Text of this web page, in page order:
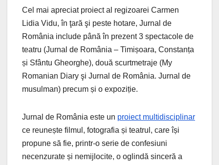
Cel mai apreciat proiect al regizoarei Carmen
Lidia Vidu, în ţară şi peste hotare, Jurnal de
România include până în prezent 3 spectacole de
teatru (Jurnal de România – Timișoara, Constanța
și Sfântu Gheorghe), două scurtmetraje (My
Romanian Diary şi Jurnal de România. Jurnal de
musulman) precum și o expoziție.
Jurnal de România este un proiect multidisciplinar
ce reunește filmul, fotografia și teatrul, care își
propune să fie, printr-o serie de confesiuni
necenzurate și nemijlocite, o oglindă sinceră a